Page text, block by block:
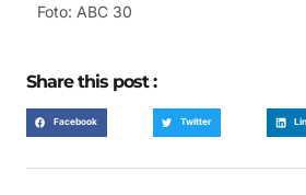
Foto: ABC 30
Share this post :
Facebook Twitter